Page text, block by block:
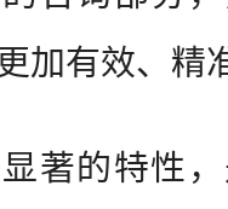
加有效、精
著的特性